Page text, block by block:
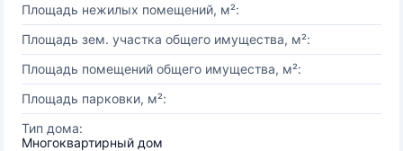
Площадь нежилых помещений, м²:
Площадь зем. участка общего имущества, м²:
Площадь помещений общего имущества, м²:
Площадь парковки, м²:
Тип дома:
Многоквартирный дом